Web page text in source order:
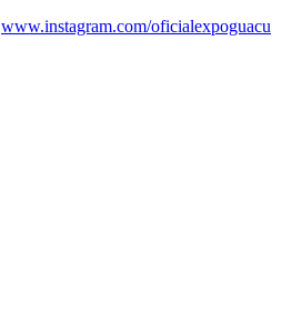
www.instagram.com/oficialexpoguacu